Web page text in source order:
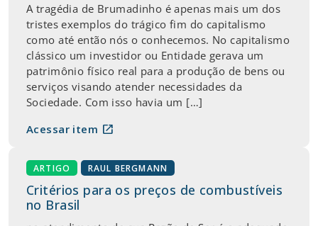
A tragédia de Brumadinho é apenas mais um dos
tristes exemplos do trágico fim do capitalismo
como até então nós o conhecemos. No capitalismo
clássico um investidor ou Entidade gerava um
patrimônio físico real para a produção de bens ou
serviços visando atender necessidades da
Sociedade. Com isso havia um […]
Acessar item open_in_new
ARTIGO RAUL BERGMANN
Critérios para os preços de combustíveis
no Brasil